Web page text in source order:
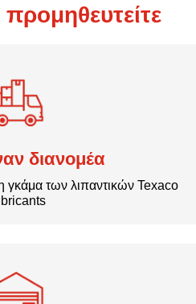
διανομέα
των λιπαντικών Texaco